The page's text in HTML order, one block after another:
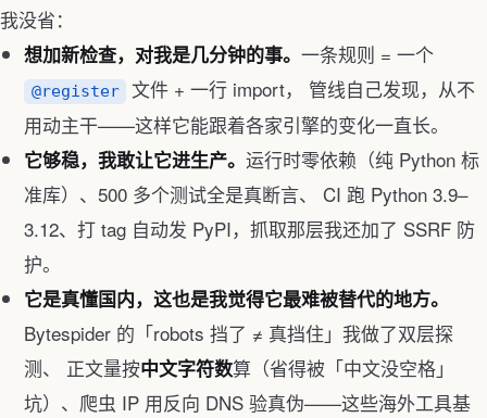
我没省：
想加新检查，对我是几分钟的事。一条规则 = 一个
@register 文件 + 一行 import， 管线自己发现，从不
用动主干——这样它能跟着各家引擎的变化一直长。
它够稳，我敢让它进生产。运行时零依赖（纯 Python 标
准库）、500 多个测试全是真断言、 CI 跑 Python 3.9–
3.12、打 tag 自动发 PyPI，抓取那层我还加了 SSRF 防
护。
它是真懂国内，这也是我觉得它最难被替代的地方。
Bytespider 的「robots 挡了 ≠ 真挡住」我做了双层探
测、 正文量按中文字符数算（省得被「中文没空格」
坑）、爬虫 IP 用反向 DNS 验真伪——这些海外工具基